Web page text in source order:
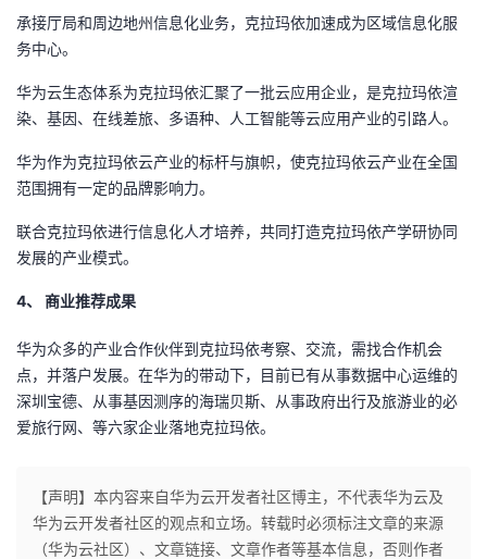
发
者
学
我
课
程
的
认
我
的
验
我
收
Programs
的
支
持
的
技
术
支
我
的
云
声
议
承接厅局和周边地州信息化业务，克拉玛依加速成为区域信息化服
务中心。
华为云生态体系为克拉玛依汇聚了一批云应用企业，是克拉玛依渲
染、基因、在线差旅、多语种、人工智能等云应用产业的引路人。
华为作为克拉玛依云产业的标杆与旗帜，使克拉玛依云产业在全国
范围拥有一定的品牌影响力。
联合克拉玛依进行信息化人才培养，共同打造克拉玛依产学研协同
发展的产业模式。
4、 商业推荐成果
华为众多的产业合作伙伴到克拉玛依考察、交流，需找合作机会
点，并落户发展。在华为的带动下，目前已有从事数据中心运维的
深圳宝德、从事基因测序的海瑞贝斯、从事政府出行及旅游业的必
爱旅行网、等六家企业落地克拉玛依。
【声明】本内容来自华为云开发者社区博主，不代表华为云及
华为云开发者社区的观点和立场。转载时必须标注文章的来源
（华为云社区）、文章链接、文章作者等基本信息，否则作者